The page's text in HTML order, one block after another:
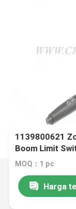
1139800621
Boom Limit
MOQ：1 pc
Harga